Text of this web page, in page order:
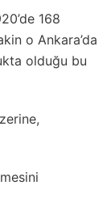
168
o Ankara’da
olduğu bu